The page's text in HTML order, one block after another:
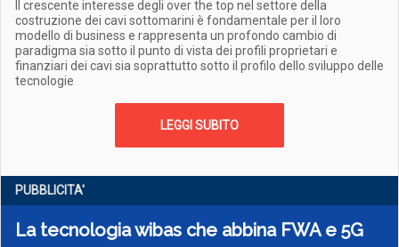
Il crescente interesse degli over the top nel settore della
costruzione dei cavi sottomarini è fondamentale per il loro
modello di business e rappresenta un profondo cambio di
paradigma sia sotto il punto di vista dei profili proprietari e
finanziari dei cavi sia soprattutto sotto il profilo dello sviluppo delle
tecnologie
LEGGI SUBITO
PUBBLICITA'
La tecnologia wibas che abbina FWA e 5G